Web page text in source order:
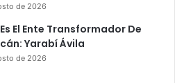
de 2026
Es El Ente Transformador De
Yarabí Ávila
de 2026